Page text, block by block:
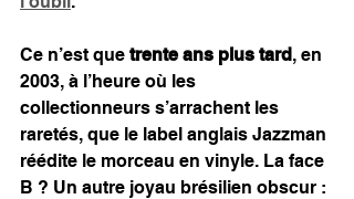
Ce n’est que trente ans plus tard, en
2003, à l’heure où les
collectionneurs s’arrachent les
raretés, que le label anglais Jazzman
réédite le morceau en vinyle. La face
B ? Un autre joyau brésilien obscur :